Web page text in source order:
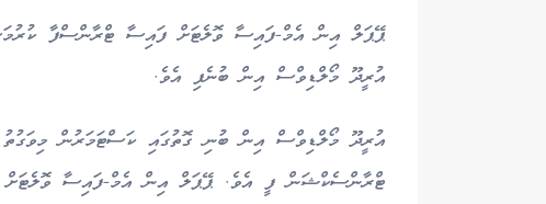
ޕޭޕަލް އިން އެމް-ފައިސާ ވޮލެޓަށް ފައިސާ ޓްރާންސްފާ
އުރީދޫ މޯލްޑިވްސް އިން ބުނެފި އެވެ.
އުރީދޫ މޯލްޑިވްސް އިން ބުނި ގޮތުގައި ކަސްޓަމަރުން
ޓްރާންސެކްޝަން ފީ އެވެ. ޕޭޕަލް އިން އެމް-ފައިސާ